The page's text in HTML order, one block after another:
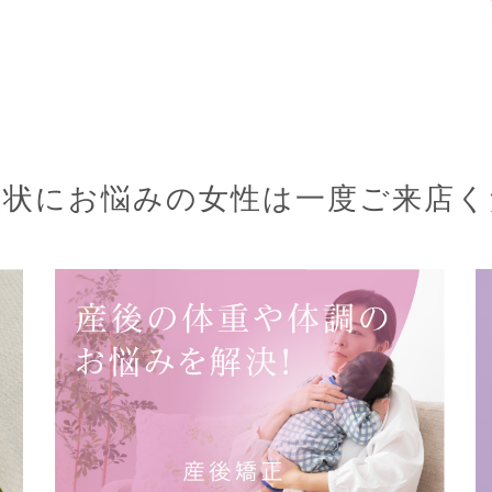
にお悩みの女性は一度ご来店